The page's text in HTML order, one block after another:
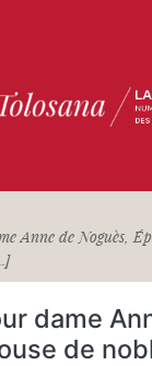
Anne de Noguès,
dame
de